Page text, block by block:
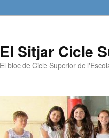
El Sitjar Cicle
El bloc de Cicle Superior de